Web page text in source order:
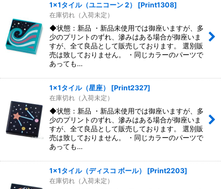
1x1タイル（ユニコーン 2） [Print1308]
在庫切れ（入荷未定）
◆状態：新品 ・新品未使用では御座いますが、多
少のプリントのずれ、滲みはある場合が御座いま
すが、全て良品として販売しております。 選別販
売は致しておりません。 ・同じカラーのパーツで
あっても…
1x1タイル（星座） [Print2327]
在庫切れ（入荷未定）
◆状態：新品 ・新品未使用では御座いますが、多
少のプリントのずれ、滲みはある場合が御座いま
すが、全て良品として販売しております。 選別販
売は致しておりません。 ・同じカラーのパーツで
あっても…
1x1タイル（ディスコ ボール） [Print2203]
在庫切れ（入荷未定）